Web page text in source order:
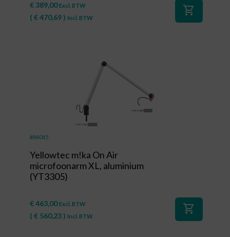
€ 389,00 Excl. BTW
( €470,69) Incl. BTW
shopping_cart
#84045
Yellowtec m!ka On Air
microfoonarm XL, aluminium
(YT3305)
€463,00 Excl. BTW
( € 560,23) Incl. BTW
shopping_cart